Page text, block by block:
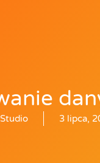
3 lipca,